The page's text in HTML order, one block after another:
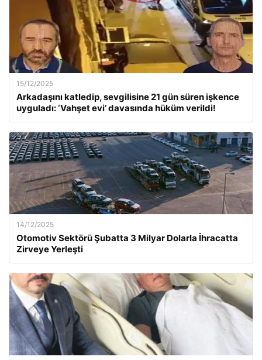
15/12/2025
Arkadaşını katledip, sevgilisine 21 gün süren işkence
uyguladı: ‘Vahşet evi’ davasında hüküm verildi!
14/12/2025
Otomotiv Sektörü Şubatta 3 Milyar Dolarla İhracatta
Zirveye Yerleşti